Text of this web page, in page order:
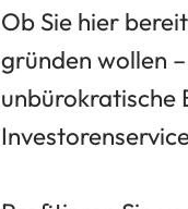
Ob Sie hier
gründen wollen
unbürokratische